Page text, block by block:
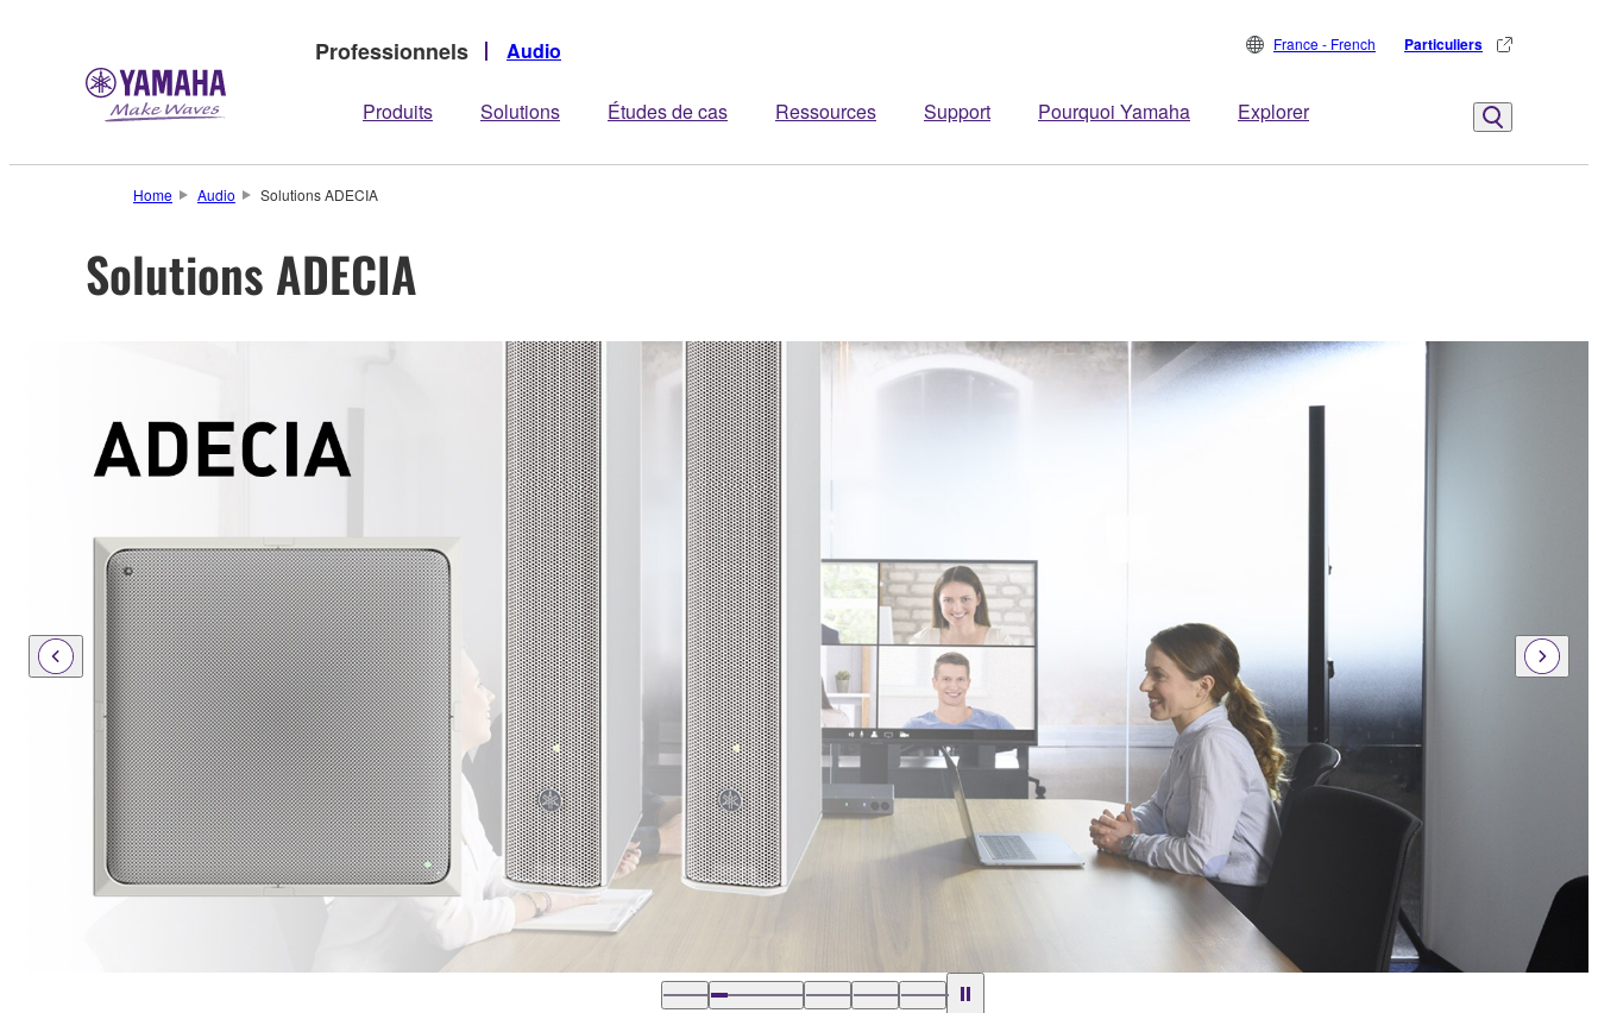
Professionnels Audio
Produits Solutions Études de cas Ressources Support Pourquoi Yamaha Explorer
France - French Particuliers
Home Audio Solutions ADECIA
Solutions ADECIA